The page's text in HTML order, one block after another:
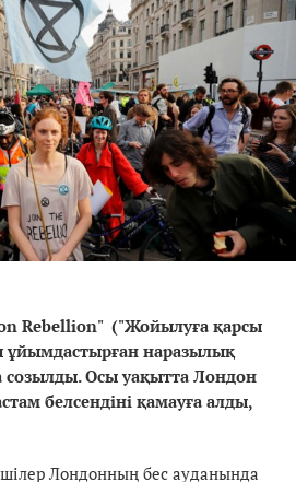
Rebellion" ("Жойылуға қарсы
ұйымдастырған наразылық
созылды. Осы уақытта Лондон
белсендіні қамауға алды,
Лондонның бес ауданында